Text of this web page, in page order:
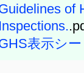
of
Inspections.
表示シ